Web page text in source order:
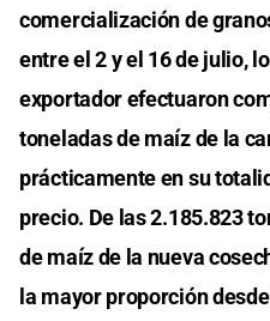
comercialización de
entre el 2 y el 16 de julio,
exportador efectuaron
toneladas de maíz de la
prácticamente en su
precio. De las 2.185.823
de maíz de la nueva
la mayor proporción